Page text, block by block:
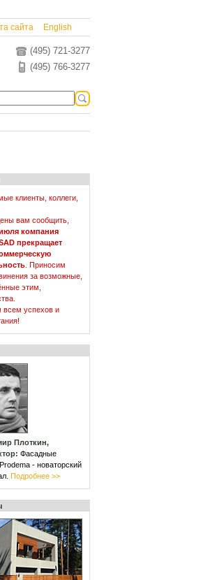
сайта English
(495) 721-3277
(495) 766-3277
клиенты, коллеги,
вам сообщить,
компания
прекращает
. Приносим
за возможные,
этим,
успехов и
Плоткин,
Фасадные
- новаторский
Подробнее >>